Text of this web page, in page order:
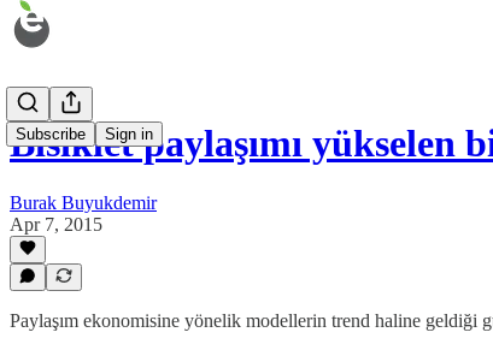
Subscribe Sign in
Bisiklet paylaşımı yükselen
Burak Buyukdemir
Apr 7, 2015
Paylaşım ekonomisine yönelik modellerin trend haline geldiği